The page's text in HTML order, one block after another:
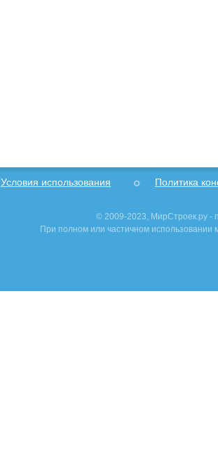
Условия использования Политика
© 2009-2023, МирСтроек.ру -
При полном или частичном использовании